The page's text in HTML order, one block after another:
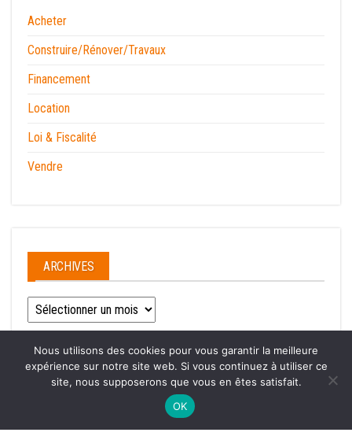
Acheter
Construire/Rénover/Travaux
Financement
Location
Loi & Fiscalité
Vendre
ARCHIVES
Archives
Fièrement propulsé parWordPress |Thème :Envo Magazine
Nous utilisons des cookies pour vous garantir la meilleure
expérience sur notre site web. Si vous continuez à utiliser ce
site, nous supposerons que vous en êtes satisfait.
OK